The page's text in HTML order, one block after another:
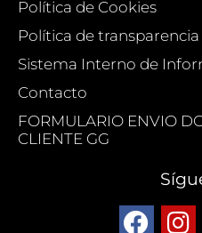
Política de Cookies
Política de transparencia
Sistema Interno de
Contacto
FORMULARIO ENVIO
CLIENTE GG